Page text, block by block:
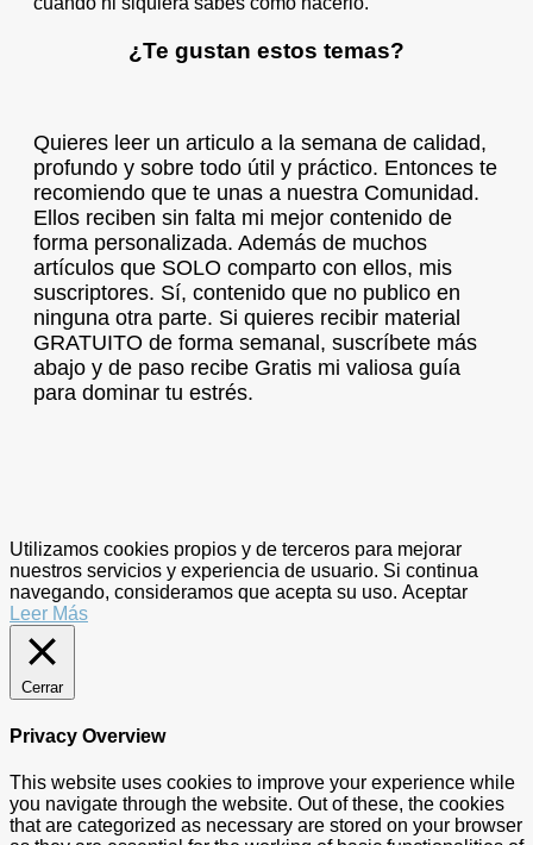
¿Te gustan estos temas?
Quieres leer un articulo a la semana de calidad,
profundo y sobre todo útil y práctico. Entonces te
recomiendo que te unas a nuestra Comunidad.
Ellos reciben sin falta mi mejor contenido de
forma personalizada. Además de muchos
artículos que SOLO comparto con ellos, mis
suscriptores. Sí, contenido que no publico en
ninguna otra parte. Si quieres recibir material
GRATUITO de forma semanal, suscríbete más
abajo y de paso recibe Gratis mi valiosa guía
para dominar tu estrés.
Utilizamos cookies propios y de terceros para mejorar
nuestros servicios y experiencia de usuario. Si continua
navegando, consideramos que acepta su uso. Aceptar
Leer Más
Cerrar
Privacy Overview
This website uses cookies to improve your experience while
you navigate through the website. Out of these, the cookies
that are categorized as necessary are stored on your browser